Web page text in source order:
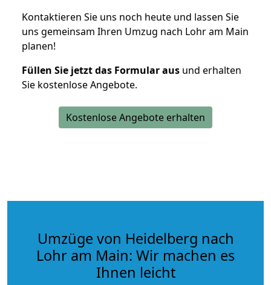
Kontaktieren Sie uns noch heute und lassen Sie
uns gemeinsam Ihren Umzug nach Lohr am Main
planen!
Füllen Sie jetzt das Formular aus und erhalten
Sie kostenlose Angebote.
Kostenlose Angebote erhalten
Umzüge von Heidelberg nach
Lohr am Main: Wir machen es
Ihnen leicht